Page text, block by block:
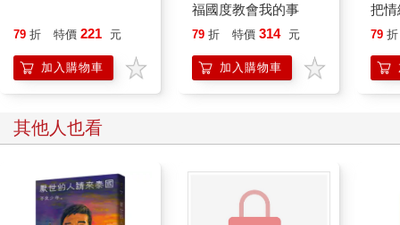
79 折 特價 221 元
加入購物車
福國度教會我的事
79 折 特價 314 元
加入購物車
把
誰
79 折
其他人也看